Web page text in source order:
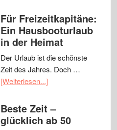
Für Freizeitkapitäne:
Ein Hausbooturlaub
in der Heimat
Der Urlaub ist die schönste
Zeit des Jahres. Doch …
[Weiterlesen...]
Beste Zeit –
glücklich ab 50